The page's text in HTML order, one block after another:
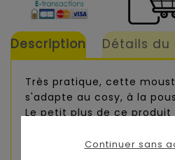
Continuer sans
Description Détails
Très pratique, cette
s'adapte au cosy, à la
Le petit plus de ce
bébé sans avoir à enlever